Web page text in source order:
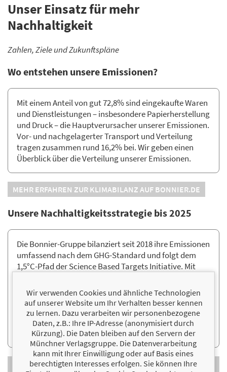
Unser Einsatz für mehr
Nachhaltigkeit
Zahlen, Ziele und Zukunftspläne
Wo entstehen unsere Emissionen?
Mit einem Anteil von gut 72,8% sind eingekaufte Waren
und Dienstleistungen – insbesondere Papierherstellung
und Druck – die Hauptverursacher unserer Emissionen.
Vor- und nachgelagerter Transport und Verteilung
tragen zusammen rund 16,2% bei. Wir geben einen
Überblick über die Verteilung unserer Emissionen.
MEHR ERFAHREN ZUR KLIMABILANZ AUF BONNIER.DE
Unsere Nachhaltigkeitsstrategie bis 2025
Die Bonnier-Gruppe bilanziert seit 2018 ihre Emissionen
umfassend nach dem GHG-Standard und folgt dem
1,5°C-Pfad der Science Based Targets Initiative. Mit
ursprüngliches Ziel, bis 2025 eine Verringerung von
25% zu erreichen, bereits zwei Jahre früher
übertroffen. Über unseren Fünf-Säulen-Ansatz hinaus
haben wir von 2021 bis 2023 zusätzlich jährlich unsere
verbleibenden Emissionen kompensiert.
WEITERE INFOS ZUR KLIMASTRATEGIE 2025 AUF
Wir verwenden Cookies und ähnliche Technologien
auf unserer Website um Ihr Verhalten besser kennen
zu lernen. Dazu verarbeiten wir personenbezogene
Daten, z.B.: Ihre IP-Adresse (anonymisiert durch
Kürzung). Die Daten bleiben auf den Servern der
Münchner Verlagsgruppe. Die Datenverarbeitung
kann mit Ihrer Einwilligung oder auf Basis eines
berechtigten Interesses erfolgen. Sie können Ihre